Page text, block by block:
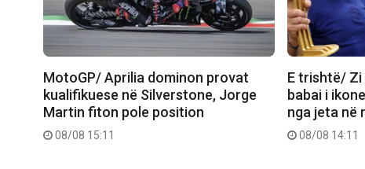
MotoGP/ Aprilia dominon provat
kualifikuese në Silverstone, Jorge
Martin fiton pole position
08/08 15:11
E trishtë/ Zi
babai i
nga jeta në
08/08 14:11